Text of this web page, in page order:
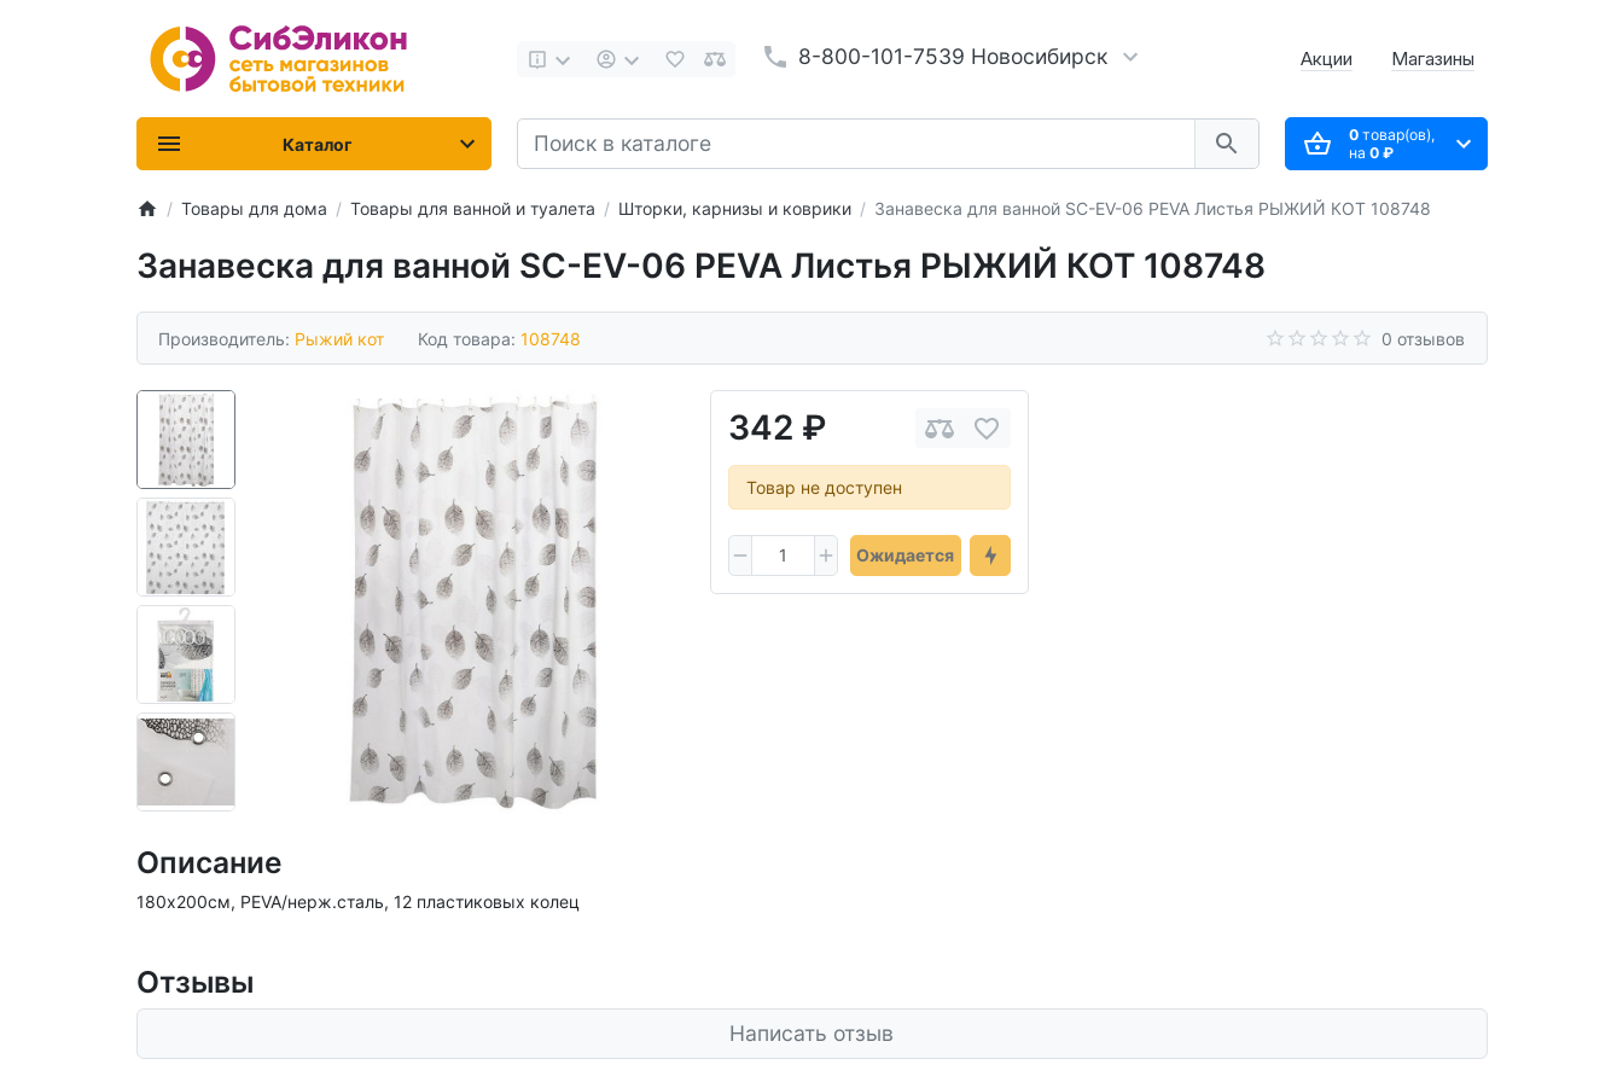
8-800-101-7539 Новосибирск Акции Магазины
0товар(ов),
на 0 ₽
Каталог
Товары для дома Товары для ванной и туалета Шторки, карнизы и коврики Занавеска для ванной SC-EV-06 PEVA Листья РЫЖИЙ КОТ 108748
Занавеска для ванной SC-EV-06 PEVA Листья РЫЖИЙ КОТ 108748
Производитель: Рыжий кот Код товара: 108748 0 отзывов
342 ₽
Товар не доступен
Ожидается
Описание
180х200см, PEVA/нерж.сталь, 12 пластиковых колец
Отзывы
Написать отзыв